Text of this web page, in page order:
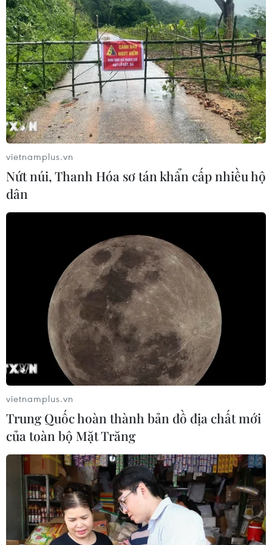
trị COVID-19 được cấp phép sử dụng tại EU; Mỹ chi
5,29 tỷ USD mua 10 triệu lộ trình điều trị COVID-19 bằng
thuốc dạng uống Paxlovid của Pfizer.
Dịch COVID-19: Đức siết chặt các biện
pháp chống đại dịch
19/11/2021 00:20
Theo Thủ tướng Merkel, nước Đức đang ở tình thế thực
sự nghiêm trọng và giờ là lúc phải nhanh chóng hành
động nhằm ngăn chặn hoặc kiềm chế xu thế gia tăng
ca nhiễm mới theo cấp số nhân.
vietnamplus.vn
Nứt núi, Thanh Hóa sơ tán khẩn cấp nhiều hộ
dân
vietnamplus.vn
Trung Quốc hoàn thành bản đồ địa chất mới
của toàn bộ Mặt Trăng